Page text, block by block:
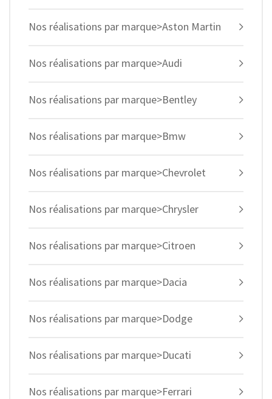
Nos réalisations par marque>Aston Martin
Nos réalisations par marque>Audi
Nos réalisations par marque>Bentley
Nos réalisations par marque>Bmw
Nos réalisations par marque>Chevrolet
Nos réalisations par marque>Chrysler
Nos réalisations par marque>Citroen
Nos réalisations par marque>Dacia
Nos réalisations par marque>Dodge
Nos réalisations par marque>Ducati
Nos réalisations par marque>Ferrari